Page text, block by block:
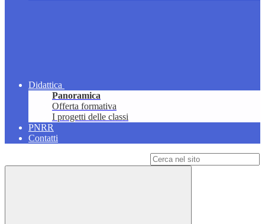
Didattica
Panoramica
Offerta formativa
I progetti delle classi
PNRR
Contatti